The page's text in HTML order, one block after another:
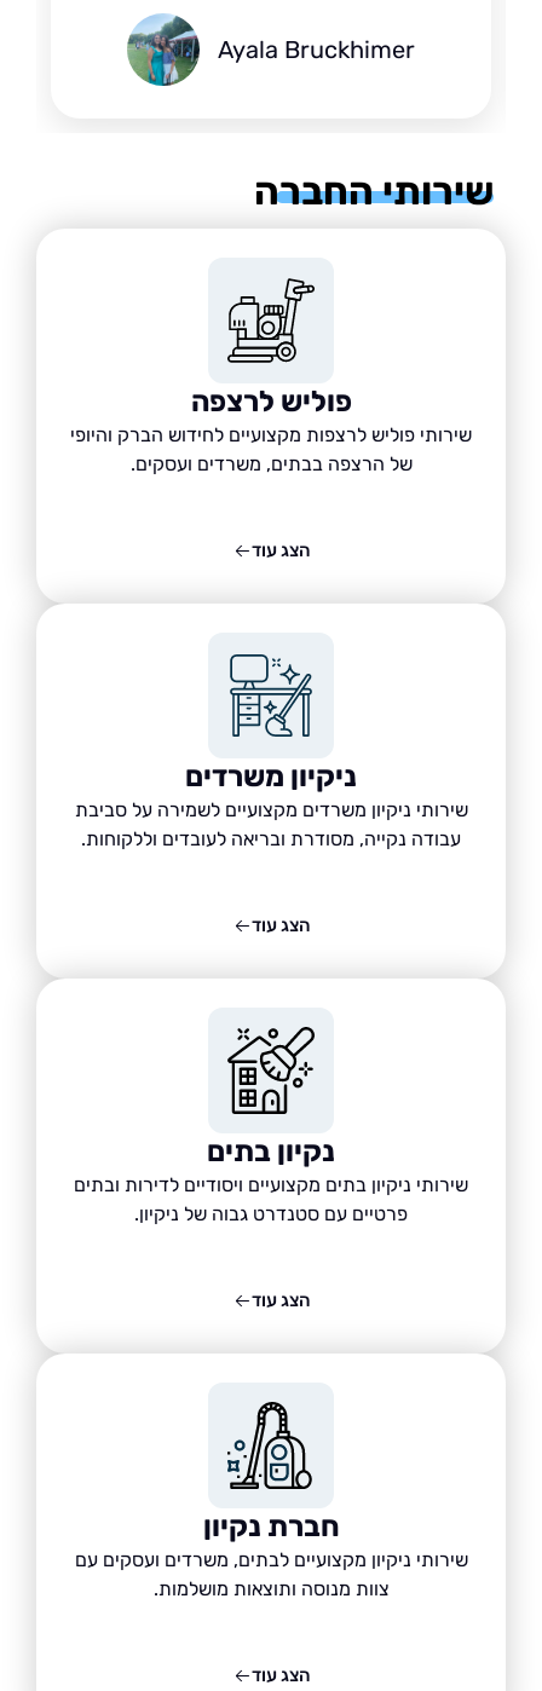
Ayala Bruckhimer
החברה
פוליש לרצפה
שירותי פוליש לרצפות מקצועיים לחידוש הברק והיופי
של הרצפה בבתים, משרדים ועסקים.
ניקיון משרדים
שירותי ניקיון משרדים מקצועיים לשמירה על סביבת
עבודה נקייה, מסודרת ובריאה לעובדים וללקוחות.
נקיון בתים
שירותי ניקיון בתים מקצועיים ויסודיים לדירות ובתים
פרטיים עם סטנדרט גבוה של ניקיון.
חברת נקיון
שירותי ניקיון מקצועיים לבתים, משרדים ועסקים עם
צוות מנוסה ותוצאות מושלמות.